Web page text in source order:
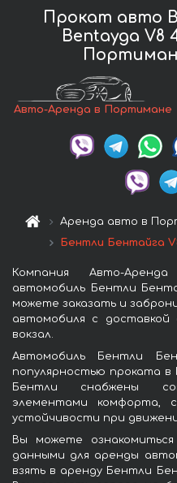
Прокат авто
Bentayga V8
Авто-Аренда в Портимане
Аренда авто в
Бентли Бентайга
Компания Авто-
автомобиль Бентли
можете заказать и
автомобиля с
вокзал.
Автомобиль Бентли
популярностью проката
Бентли снабжены
элементами комфорта,
устойчивости при
Вы можете
данными для аренды
взять в аренду Бентли